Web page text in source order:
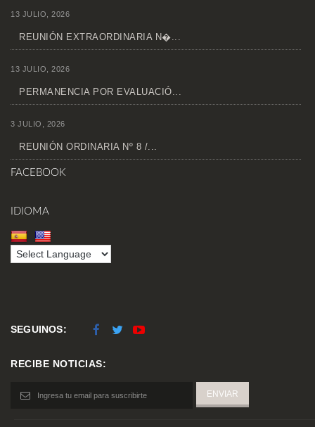
13 JULIO, 2026
REUNIÓN EXTRAORDINARIA N�...
13 JULIO, 2026
PERMANENCIA POR EVALUACIÓ...
3 JULIO, 2026
REUNIÓN ORDINARIA Nº 8 /...
FACEBOOK
IDIOMA
SEGUINOS:
RECIBE NOTICIAS: